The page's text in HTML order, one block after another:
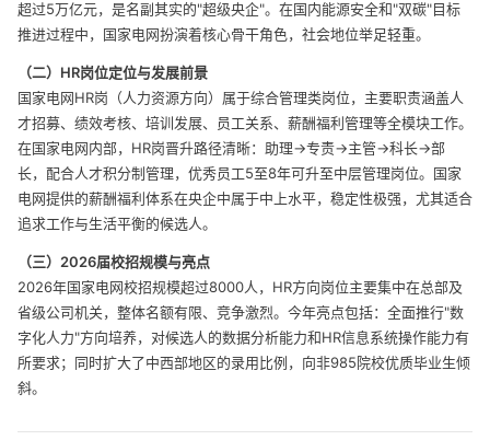
超过5万亿元，是名副其实的"超级央企"。在国内能源安全和"双碳"目标
推进过程中，国家电网扮演着核心骨干角色，社会地位举足轻重。
（二）HR岗位定位与发展前景
国家电网HR岗（人力资源方向）属于综合管理类岗位，主要职责涵盖人
才招募、绩效考核、培训发展、员工关系、薪酬福利管理等全模块工作。
在国家电网内部，HR岗晋升路径清晰：助理→专责→主管→科长→部
长，配合人才积分制管理，优秀员工5至8年可升至中层管理岗位。国家
电网提供的薪酬福利体系在央企中属于中上水平，稳定性极强，尤其适合
追求工作与生活平衡的候选人。
（三）2026届校招规模与亮点
2026年国家电网校招规模超过8000人，HR方向岗位主要集中在总部及
省级公司机关，整体名额有限、竞争激烈。今年亮点包括：全面推行"数
字化人力"方向培养，对候选人的数据分析能力和HR信息系统操作能力有
所要求；同时扩大了中西部地区的录用比例，向非985院校优质毕业生倾
斜。